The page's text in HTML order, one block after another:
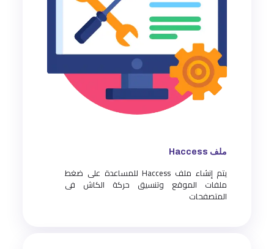
ملف Haccess
يتم إنشاء ملف Haccess للمساعدة على ضغط
ملفات الموقع وتنسيق حركة الكاش فى
المتصفحات